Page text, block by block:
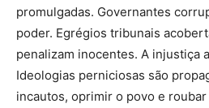
promulgadas. Governantes
poder. Egrégios tribunais
penalizam inocentes. A injustiça
Ideologias perniciosas são
incautos, oprimir o povo e